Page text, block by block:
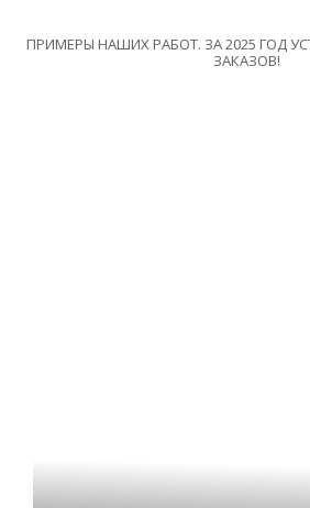
ПРИМЕРЫ НАШИХ РАБОТ. ЗА 2025 ГОД
ЗАКАЗОВ!